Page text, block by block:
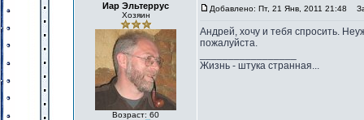
Иар Эльтеррус
Хозяин
Возраст: 60
Добавлено: Пт, 21 Янв, 2011 21:48
Андрей, хочу и тебя спросить.
пожалуйста.
Жизнь - штука странная...